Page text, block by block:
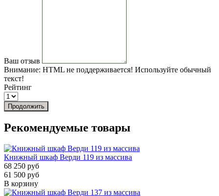
Ваш отзыв
Внимание: HTML не поддерживается! Используйте обычный
текст!
Рейтинг
Продолжить
Рекомендуемые товары
Книжный шкаф Верди 119 из массива
68 250 руб
61 500 руб
В корзину